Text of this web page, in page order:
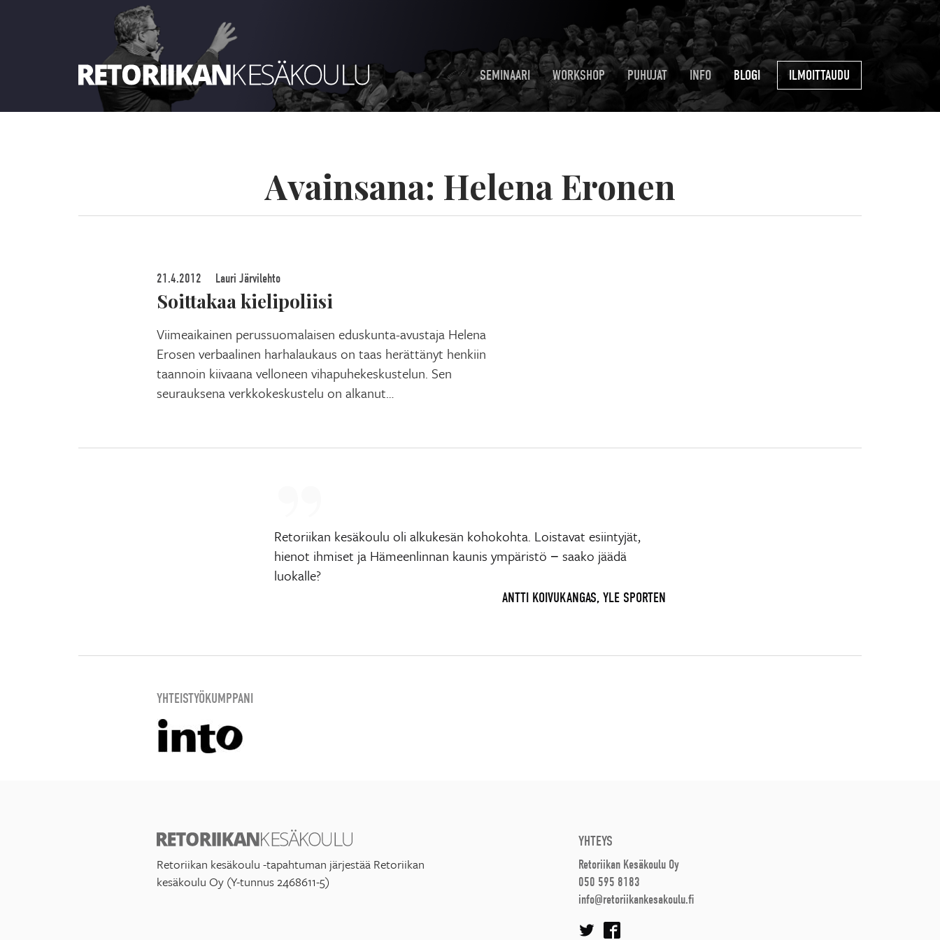
SEMINAARI WORKSHOP PUHUJAT INFO BLOGI ILMOITTAUDU
Avainsana: Helena Eronen
21.4.2012 Lauri Järvilehto
Soittakaa kielipoliisi
Viimeaikainen perussuomalaisen eduskunta-avustaja Helena
Erosen verbaalinen harhalaukaus on taas herättänyt henkiin
taannoin kiivaana velloneen vihapuhekeskustelun. Sen
seurauksena verkkokeskustelu on alkanut…
Retoriikan kesäkoulu oli alkukesän kohokohta. Loistavat esiintyjät,
hienot ihmiset ja Hämeenlinnan kaunis ympäristö − saako jäädä
luokalle?
ANTTI KOIVUKANGAS, YLE SPORTEN
YHTEISTYÖKUMPPANI
Retoriikan kesäkoulu -tapahtuman järjestää Retoriikan
kesäkoulu Oy (Y-tunnus 2468611-5)
YHTEYS
Retoriikan Kesäkoulu Oy
050 595 8183
info@retoriikankesakoulu.fi